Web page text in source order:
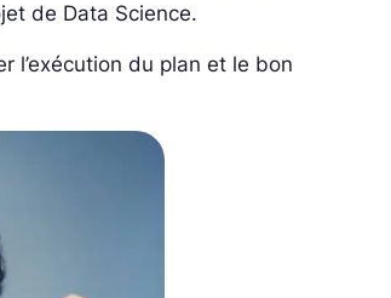
de Data Science.
l’exécution du plan et le bon